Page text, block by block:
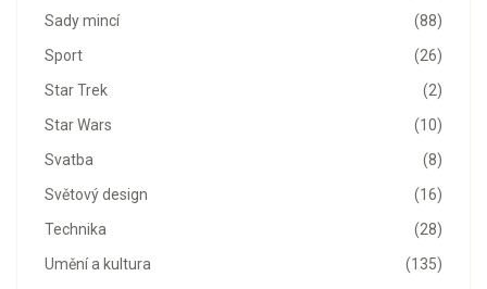
(88)
Sady mincí
(26)
Sport
(2)
Star Trek
(10)
Star Wars
(8)
Svatba
(16)
Světový design
(28)
Technika
(135)
Umění a kultura